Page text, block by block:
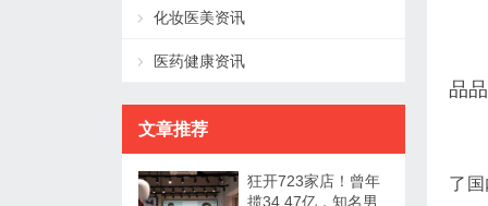
品
了
化妆医美资讯
医药健康资讯
文章推荐
狂开723家店！曾年
揽34.47亿，知名男